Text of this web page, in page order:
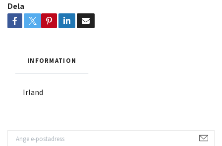
Dela
INFORMATION
Irland